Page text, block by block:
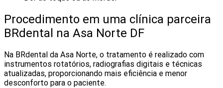
Procedimento em uma clínica parceira
BRdental na Asa Norte DF
Na BRdental da Asa Norte, o tratamento é realizado com
instrumentos rotatórios, radiografias digitais e técnicas
atualizadas, proporcionando mais eficiência e menor
desconforto para o paciente.